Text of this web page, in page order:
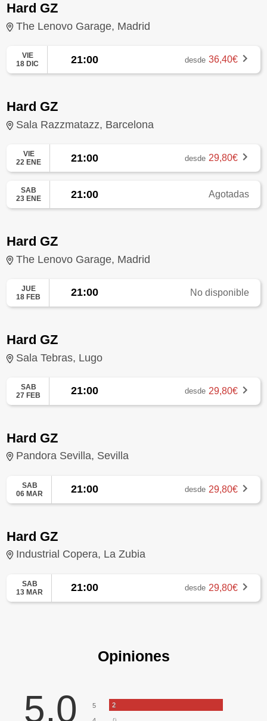
Hard GZ
The Lenovo Garage, Madrid
VIE
18 DIC
21:00 desde 36,40€
Hard GZ
Sala Razzmatazz, Barcelona
VIE
22 ENE
21:00 desde 29,80€
SAB
23 ENE
21:00 Agotadas
Hard GZ
The Lenovo Garage, Madrid
JUE
18 FEB
21:00 No disponible
Hard GZ
Sala Tebras, Lugo
SAB
27 FEB
21:00 desde 29,80€
Hard GZ
Pandora Sevilla, Sevilla
SAB
06 MAR
21:00 desde 29,80€
Hard GZ
Industrial Copera, La Zubia
SAB
13 MAR
21:00 desde 29,80€
Opiniones
5,0 5 2